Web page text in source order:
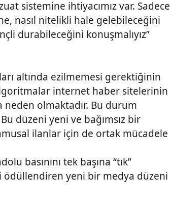
sistemine ihtiyacımız var. Sadece
nasıl nitelikli hale gelebileceğini
durabileceğini konuşmalıyız”
altında ezilmemesi gerektiğinin
internet haber sitelerinin
neden olmaktadır. Bu durum
düzeni yeni ve bağımsız bir
ilanlar için de ortak mücadele
basınını tek başına “tık”
yeni bir medya düzeni